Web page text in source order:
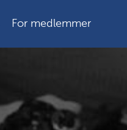
For medlemmer